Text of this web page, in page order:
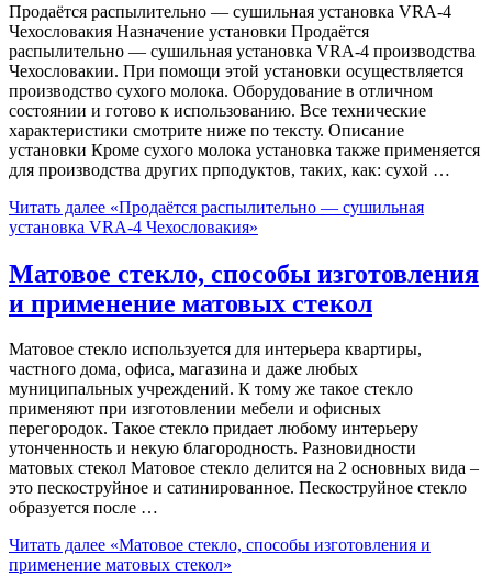
Продаётся распылительно — сушильная установка VRA-4
Чехословакия Назначение установки Продаётся
распылительно — сушильная установка VRA-4 производства
Чехословакии. При помощи этой установки осуществляется
производство сухого молока. Оборудование в отличном
состоянии и готово к использованию. Все технические
характеристики смотрите ниже по тексту. Описание
установки Кроме сухого молока установка также применяется
для производства других прподуктов, таких, как: сухой …
Читать далее «Продаётся распылительно — сушильная
установка VRA-4 Чехословакия»
Матовое стекло, способы изготовления
и применение матовых стекол
Матовое стекло используется для интерьера квартиры,
частного дома, офиса, магазина и даже любых
муниципальных учреждений. К тому же такое стекло
применяют при изготовлении мебели и офисных
перегородок. Такое стекло придает любому интерьеру
утонченность и некую благородность. Разновидности
матовых стекол Матовое стекло делится на 2 основных вида –
это пескоструйное и сатинированное. Пескоструйное стекло
образуется после …
Читать далее «Матовое стекло, способы изготовления и
применение матовых стекол»